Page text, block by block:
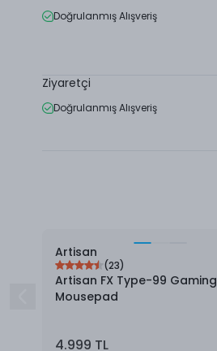
Doğrulanmış Alışveriş
Ziyaretçi
Doğrulanmış Alışveriş
Artisan
(23)
Artisan FX Type-99 Gaming
Mousepad
4.999 TL